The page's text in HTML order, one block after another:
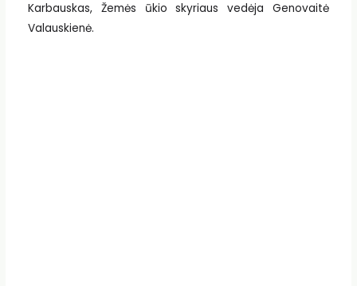
Karbauskas, Žemės ūkio skyriaus vedėja Genovaitė
Valauskienė.